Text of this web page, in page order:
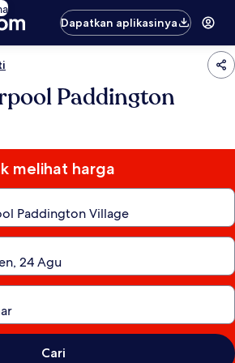
Dapatkan aplikasinya
Paddington
melihat harga
Cari